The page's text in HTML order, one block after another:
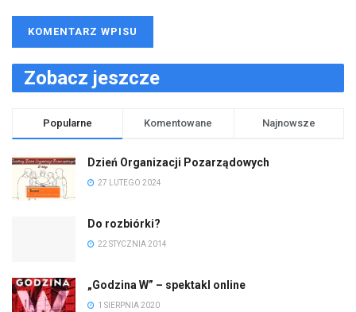
Zobacz jeszcze
Popularne Komentowane Najnowsze
Dzień Organizacji Pozarządowych
27 LUTEGO 2024
Do rozbiórki?
22 STYCZNIA 2014
„Godzina W” – spektakl online
1 SIERPNIA 2020